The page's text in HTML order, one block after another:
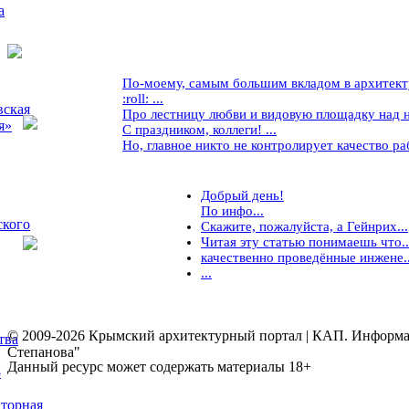
По-моему, самым большим вкладом в
:roll: ...
Про лестницу любви и видовую площадку над
С праздником, коллеги! ...
Но, главное никто не контролирует качество
Добрый день!
По инфо...
Скажите, пожалуйста, а Гейнрих...
Читая эту статью понимаешь
качественно проведённые
...
© 2009-2026 Крымский архитектурный портал | КАП.
Степанова"
Данный ресурс может содержать материалы 18+